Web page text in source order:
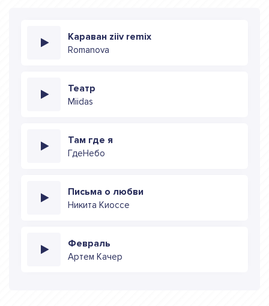
Караван ziiv remix
Romanova
Театр
Miidas
Там где я
ГдеНебо
Письма о любви
Никита Киоссе
Февраль
Артем Качер